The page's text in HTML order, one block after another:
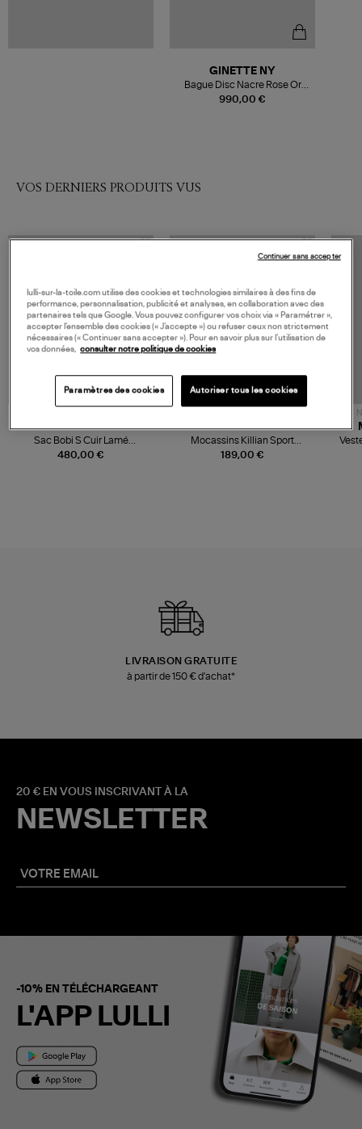
990,00 €
GINETTE NY
Bague Disc Nacre Rose Or
Rose
VOS DERNIERS PRODUITS VUS
480,00 €
JEROME DREYFUSS
Sac Bobi S Cuir Lamé
Champagne
189,00 €
TORAL
Mocassins Killian Sport
Mousse
LIVRAISON GRATUITE
à partir de 150 € d'achat*
20 € EN VOUS INSCRIVANT À LA
NEWSLETTER
-10% EN TÉLÉCHARGEANT
L'APP LULLI
lulli-sur-la-toile.com utilise des cookies et technologies similaires à des fins de
performance, personnalisation, publicité et analyses, en collaboration avec des
partenaires tels que Google. Vous pouvez configurer vos choix via « Paramétrer »,
accepter l’ensemble des cookies (« J’accepte ») ou refuser ceux non strictement
nécessaires (« Continuer sans accepter »). Pour en savoir plus sur l’utilisation de
vos données, consulter notre politique de cookies
Paramètres des cookies Autoriser tous les cookies
Continuer sans accepter